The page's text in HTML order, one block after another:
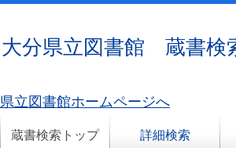
大分県立図書館 蔵書検
県立図書館ホームページへ
蔵書検索トップ 詳細検索